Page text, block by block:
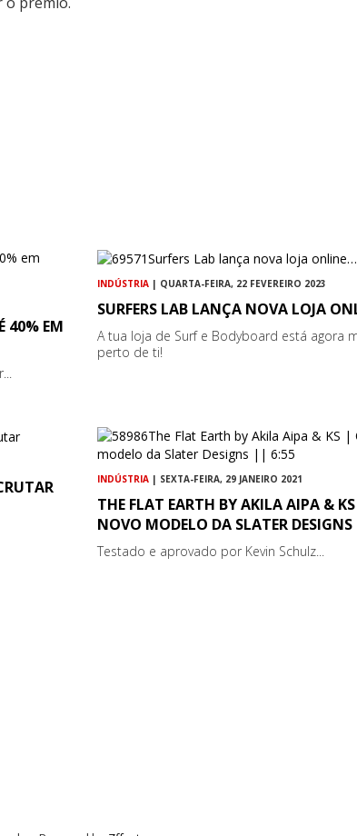
40% EM
INDÚSTRIA | QUARTA-FEIRA, 22 FEVEREIRO 2023
SURFERS LAB LANÇA NOVA LOJA
A tua loja de Surf e Bodyboard está agora
perto de ti!
INDÚSTRIA | SEXTA-FEIRA, 29 JANEIRO 2021
THE FLAT EARTH BY AKILA AIPA &
NOVO MODELO DA SLATER
Testado e aprovado por Kevin Schulz...